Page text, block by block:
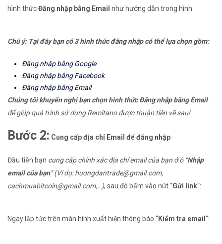
hình thứcĐăng nhập bằng Email như hướng dẫn trong hình:
Chú ý: Tại đây bạn có 3 hình thức đăng nhập có thể lựa chọn gồm:
Đăng nhập bằng Google
Đăng nhập bằng Facebook
Đăng nhập bằng Email
Chúng tôi khuyến nghị bạn chọn hình thức Đăng nhập bằng Email
để giúp quá trình sử dụng Remitano được thuận tiện về sau!
Bước 2: Cung cấp địa chỉ Email để đăng nhập
Đầu tiên bạn cung cấp chính xác địa chỉ email của bạn ở ô “Nhập
email của bạn” (Ví dụ: huongdantrade@gmail.com,
cachmuabitcoin@gmail.com,…), sau đó bấm vào nút “Gửi link“:
Ngay lập tức trên màn hình xuất hiện thông báo “Kiểm tra email “: